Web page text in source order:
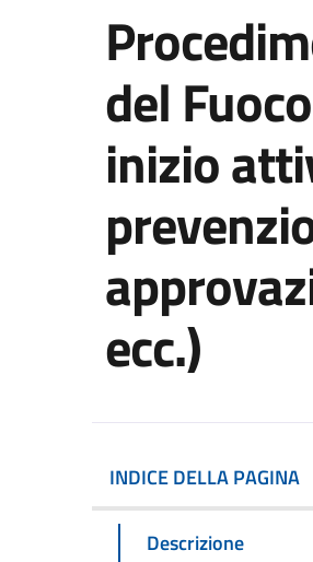
del
inizio
ecc.)
INDICE DELLA PAGINA
Descrizione